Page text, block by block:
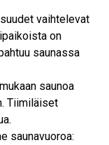
vaihtelevat
on
saunassa
saunoa
Tiimiläiset
saunavuoroa: